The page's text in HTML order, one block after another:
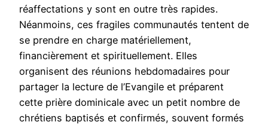
réaffectations y sont en outre très rapides.
Néanmoins, ces fragiles communautés tentent de
se prendre en charge matériellement,
financièrement et spirituellement. Elles
organisent des réunions hebdomadaires pour
partager la lecture de l’Evangile et préparent
cette prière dominicale avec un petit nombre de
chrétiens baptisés et confirmés, souvent formés